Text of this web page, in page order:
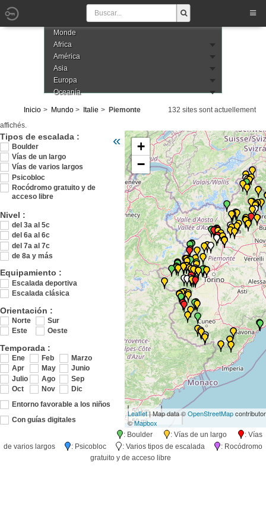
Monde
Africa
América
Asia
Europa
Oceanía
Inicio Mundo Italie Piemonte
132 sites sont actuellement
affichés.
Tipos de escalada :
Boulder
Vías de un largo
Vías de varios largos
Psicobloc
Rocódromo gratuito y de
acceso libre
Nivel :
del 3a al 5c
del 6a al 6c
del 7a al 7c
de 8a y más
Equipamiento :
Escalada deportiva
Escalada clásica
Orientación :
Norte
Sur
Este
Oeste
Temporada :
Ene Feb
Marzo
Apr
May
Junio
Julio
Ago
Sep
Oct
Nov
Dic
Entorno favorable a los niños
Con guías digitales
« Veuillez patienter pendant le chargement
+
−
50 km
50 mi
Leaflet| Map data ©OpenStreetMap
©Mapbox
: Boulder : Vías de un largo
: Vías
de varios largos
: Psicobloc : Varios tipos de escalada
: Rocódromo
gratuito y de acceso libre